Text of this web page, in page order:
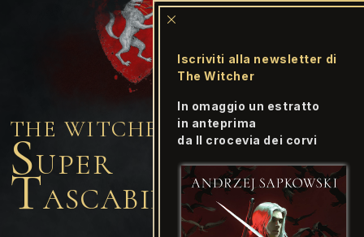
THE WITCHER
SUPER
TASCABILE
Iscriviti alla newsletter di
The Witcher
In omaggio un estratto
in anteprima
da Il crocevia dei corvi